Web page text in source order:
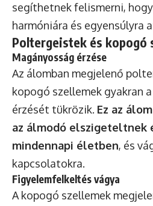
segíthetnek felismerni,
harmóniára és egyensúlyra
Poltergeistek és kopogó
Magányosság érzése
Az álomban megjelenő
kopogó szellemek gyakran
érzését tükrözik. Ez az
az álmodó elszigeteltnek
mindennapi életben, és
kapcsolatokra.
Figyelemfelkeltés vágya
A kopogó szellemek